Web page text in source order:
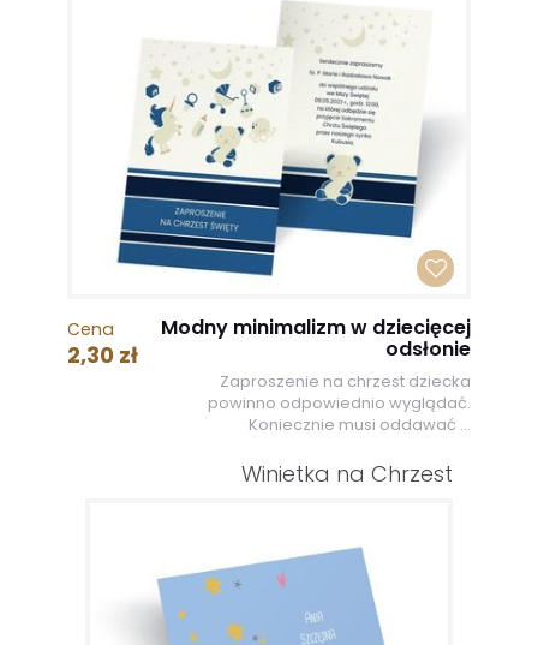
Cena
2,30 zł
Modny minimalizm w dziecięcej
odsłonie
Zaproszenie na chrzest dziecka
powinno odpowiednio wyglądać.
Koniecznie musi oddawać ...
Winietka na Chrzest